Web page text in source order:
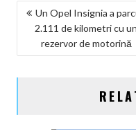
NAVIGARE
ARTICOLE
Un Opel Insignia a
2.111 de kilometri cu un
rezervor de motorină